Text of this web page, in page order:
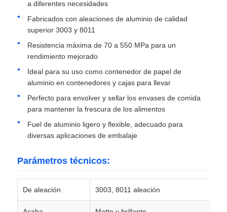
placa de aluminio
Círculo de aluminio
bobina de aluminio
Bobina de aluminio de la tira
Placa a cuadros de aluminio
a diferentes necesidades
Fabricados con aleaciones de aluminio de calidad
superior 3003 y 8011
Resistencia máxima de 70 a 550 MPa para un
rendimiento mejorado
Ideal para su uso como contenedor de papel de
aluminio en contenedores y cajas para llevar
Perfecto para envolver y sellar los envases de comida
para mantener la frescura de los alimentos
Fuel de aluminio ligero y flexible, adecuado para
diversas aplicaciones de embalaje
Parámetros técnicos:
De aleación 3003, 8011 aleación